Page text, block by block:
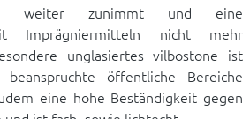
weiter zunimmt und eine
Imprägniermitteln nicht mehr
unglasiertes vilbostone ist
öffentliche Bereiche
eine hohe Beständigkeit gegen